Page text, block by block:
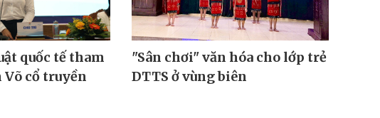
quốc tế tham
cổ truyền
"Sân chơi" văn hóa cho lớp trẻ
DTTS ở vùng biên